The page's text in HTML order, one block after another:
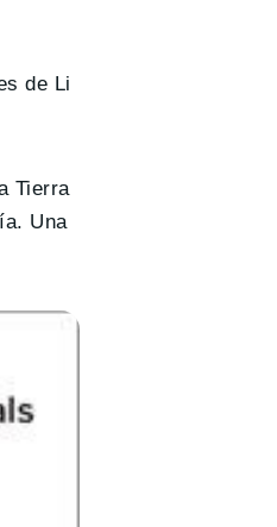
de Li
Tierra
Una